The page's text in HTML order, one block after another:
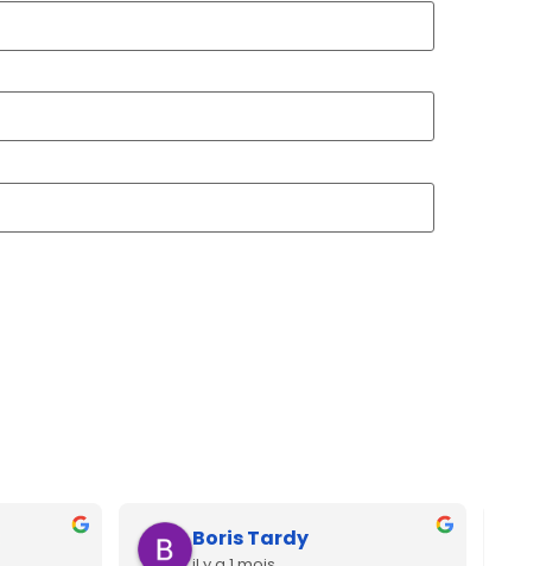
Boris Tardy